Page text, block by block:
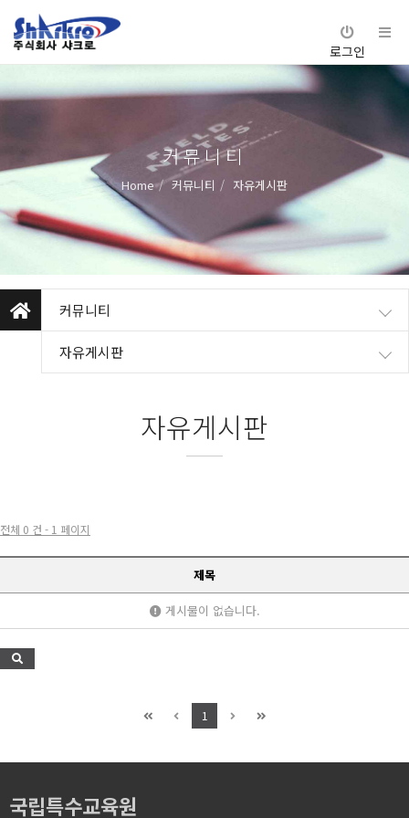
로그인
커뮤니티
Home 커뮤니티 자유게시판
커뮤니티
자유게시판
자유게시판
전체 0 건 - 1 페이지
제목
게시물이 없습니다.
1
국립특수교육원